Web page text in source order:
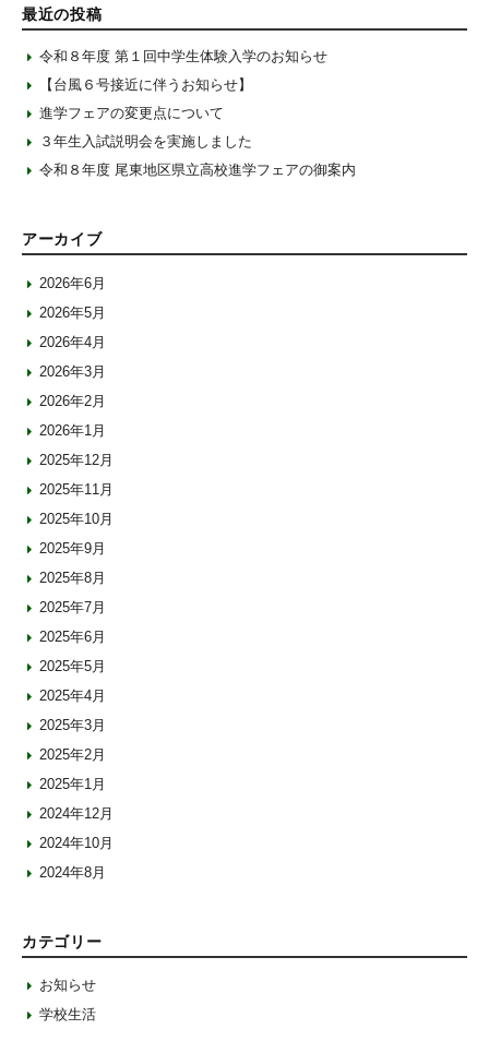
最近の投稿
令和８年度 第１回中学生体験入学のお知らせ
【台風６号接近に伴うお知らせ】
進学フェアの変更点について
３年生入試説明会を実施しました
令和８年度 尾東地区県立高校進学フェアの御案内
アーカイブ
2026年6月
2026年5月
2026年4月
2026年3月
2026年2月
2026年1月
2025年12月
2025年11月
2025年10月
2025年9月
2025年8月
2025年7月
2025年6月
2025年5月
2025年4月
2025年3月
2025年2月
2025年1月
2024年12月
2024年10月
2024年8月
カテゴリー
お知らせ
学校生活